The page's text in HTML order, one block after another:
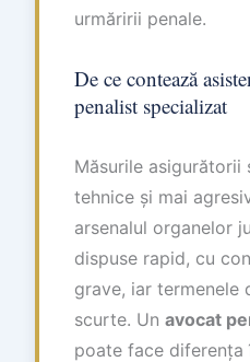
urmăririi penale.
De ce contează
penalist specializat
Măsurile asigurătorii
tehnice și mai
arsenalul organelor
dispuse rapid, cu
grave, iar termenele
scurte. Un avocat
poate face diferența